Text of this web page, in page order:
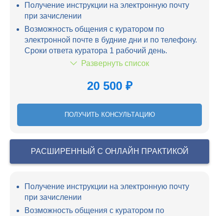
Получение инструкции на электронную почту
при зачислении
Возможность общения с куратором по
электронной почте в будние дни и по телефону.
Сроки ответа куратора 1 рабочий день.
Развернуть список
20 500 ₽
ПОЛУЧИТЬ КОНСУЛЬТАЦИЮ
РАСШИРЕННЫЙ С ОНЛАЙН ПРАКТИКОЙ
Получение инструкции на электронную почту
при зачислении
Возможность общения с куратором по